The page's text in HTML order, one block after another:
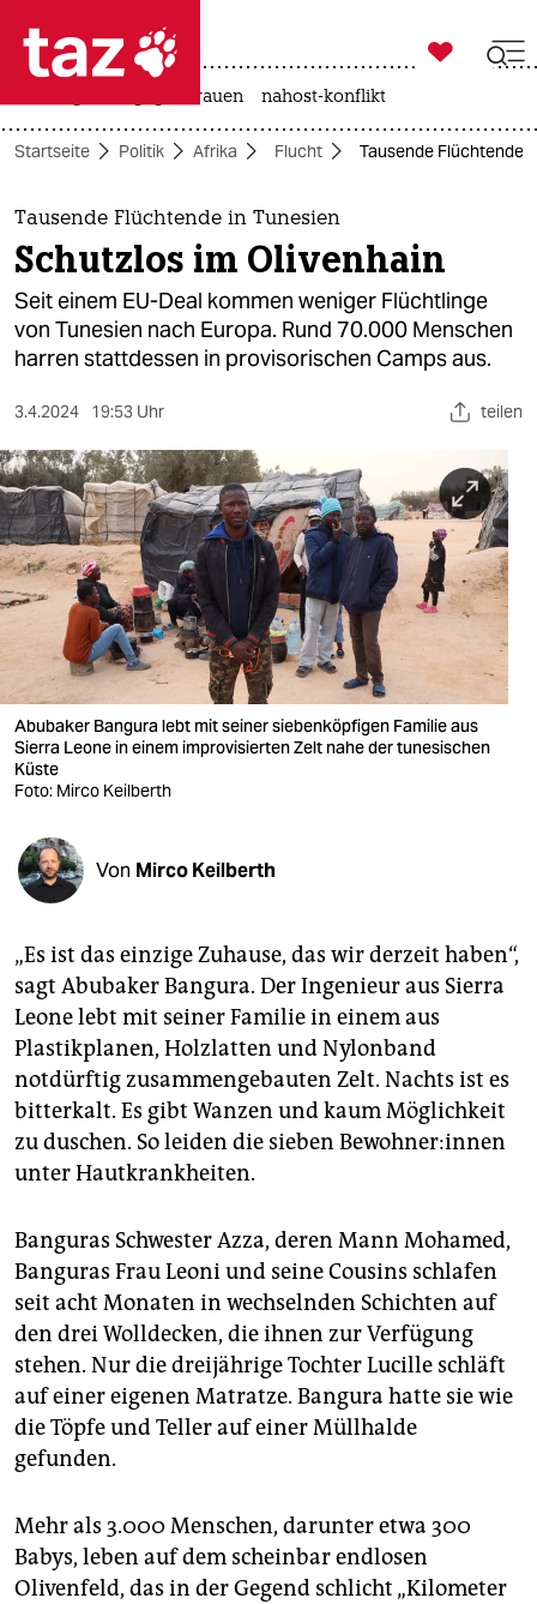
 taz zahl ich
taz zahl ich
themen
politik
öko
sport
berlin
nord
wahrheit
verlag
verlag
veranstaltungen
shop
fragen & hilfe
unterstützen
abo
genossenschaft
epaper login

taz zahl ich
gewalt gegen frauen nahost-konflikt
Startseite Politik Afrika Flucht Tausende Flüchtende
Tausende Flüchtende in Tunesien
Schutzlos im Olivenhain
Seit einem EU-Deal kommen weniger Flüchtlinge
von Tunesien nach Europa. Rund 70.000 Menschen
harren stattdessen in provisorischen Camps aus.
3.4.2024 19:53 Uhr teilen
Abubaker Bangura lebt mit seiner siebenköp­figen Familie aus
Sierra Leone in einem improvisierten Zelt nahe der tunesischen
Küste
Foto: Mirco Keilberth
Von Mirco Keilberth
„Es ist das einzige Zuhause, das wir derzeit haben“,
sagt Abubaker Bangura. Der Ingenieur aus Sierra
Leone lebt mit seiner Familie in einem aus
Plastikplanen, Holzlatten und Nylonband
notdürftig zusammengebauten Zelt. Nachts ist es
bitterkalt. Es gibt Wanzen und kaum Möglichkeit
zu duschen. So leiden die sieben Be­woh­ne­r:in­nen
unter Hautkrankheiten.
Banguras Schwester Azza, deren Mann Mohamed,
Banguras Frau Leoni und seine Cousins schlafen
seit acht Monaten in wechselnden Schichten auf
den drei Wolldecken, die ihnen zur Verfügung
stehen. Nur die dreijährige Tochter Lucille schläft
auf einer eigenen Matratze. Bangura hatte sie wie
die Töpfe und Teller auf einer Müllhalde
gefunden.
Mehr als 3.000 Menschen, darunter etwa 300
Babys, leben auf dem scheinbar endlosen
Olivenfeld, das in der Gegend schlicht „Kilometer